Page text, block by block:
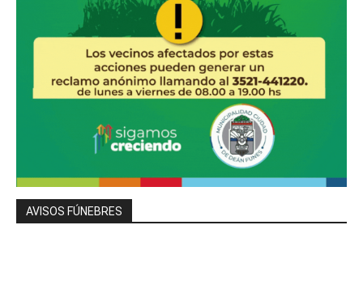
AVISOS FÚNEBRES